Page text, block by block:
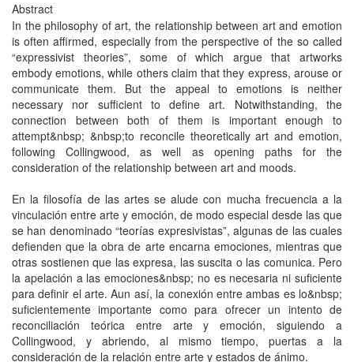
Abstract
In the philosophy of art, the relationship between art and emotion
is often affirmed, especially from the perspective of the so called
“expressivist theories”, some of which argue that artworks
embody emotions, while others claim that they express, arouse or
communicate them. But the appeal to emotions is neither
necessary nor sufficient to define art. Notwithstanding, the
connection between both of them is important enough to
attempt&nbsp; &nbsp;to reconcile theoretically art and emotion,
following Collingwood, as well as opening paths for the
consideration of the relationship between art and moods.
En la filosofía de las artes se alude con mucha frecuencia a la
vinculación entre arte y emoción, de modo especial desde las que
se han denominado “teorías expresivistas”, algunas de las cuales
defienden que la obra de arte encarna emociones, mientras que
otras sostienen que las expresa, las suscita o las comunica. Pero
la apelación a las emociones&nbsp; no es necesaria ni suficiente
para definir el arte. Aun así, la conexión entre ambas es lo&nbsp;
suficientemente importante como para ofrecer un intento de
reconciliación teórica entre arte y emoción, siguiendo a
Collingwood, y abriendo, al mismo tiempo, puertas a la
consideración de la relación entre arte y estados de ánimo.